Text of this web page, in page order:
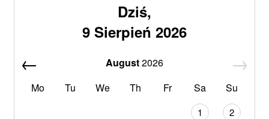
Dziś,
9 Sierpień 2026
August2026
Mo
Tu We Th Fr Sa Su
1
2